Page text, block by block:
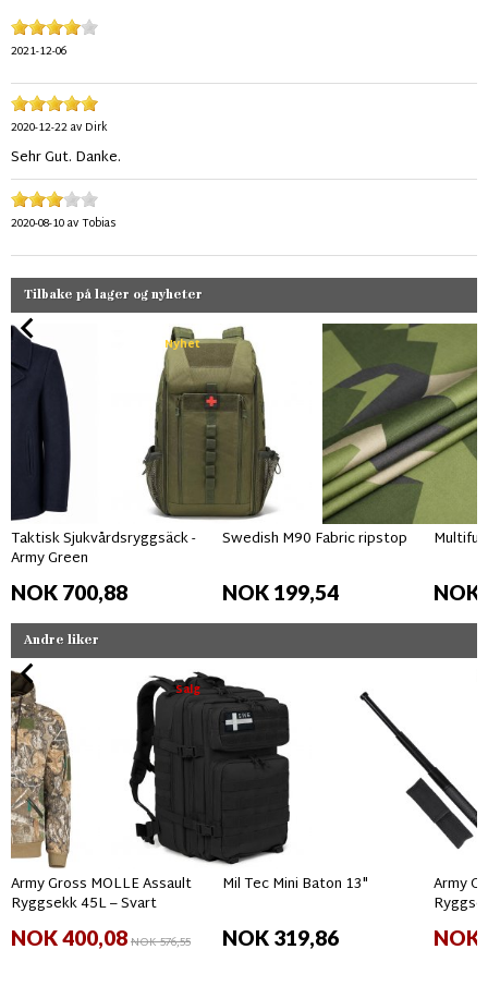
2021-12-06
2020-12-22av Dirk
Sehr Gut. Danke.
2020-08-10avTobias
Tilbake på lager og nyheter
Nyhet
Taktisk Sjukvårdsryggsäck -
Army Green
NOK 700,88
Swedish M90 Fabric ripstop
NOK 199,54 NOK
Andre liker
Salg
Army Gross MOLLE Assault
Ryggsekk 45L – Svart
NOK 400,08NOK 576,55
Mil Tec Mini Baton 13"
NOK 319,86
Army
NOK